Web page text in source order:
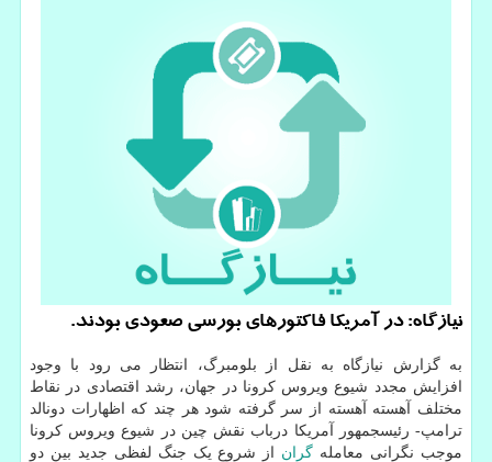
نیازگاه: در آمریكا فاكتورهای بورسی صعودی بودند.
به گزارش نیازگاه به نقل از بلومبرگ، انتظار می رود با وجود
افزایش مجدد شیوع ویروس کرونا در جهان، رشد اقتصادی در نقاط
مختلف آهسته آهسته از سر گرفته شود هر چند که اظهارات دونالد
ترامپ- رئیسجمهور آمریکا درباب نقش چین در شیوع ویروس کرونا
موجب نگرانی معامله گران از شروع یک جنگ لفظی جدید بین دو